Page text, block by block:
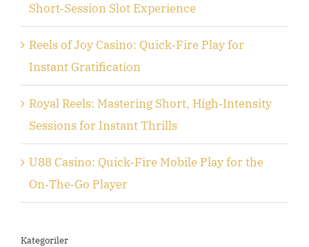
Short‑Session Slot Experience
Reels of Joy Casino: Quick‑Fire Play for
Instant Gratification
Royal Reels: Mastering Short, High‑Intensity
Sessions for Instant Thrills
U88 Casino: Quick‑Fire Mobile Play for the
On‑The‑Go Player
Kategoriler